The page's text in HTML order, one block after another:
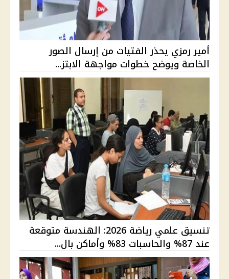
أمير رمزي يحذر الفتيات من إرسال الصور
الخاصة ويوضح خطوات مواجهة الابتز...
تنسيق علمي رياضة 2026: الهندسة متوقعة
عند 87% والحاسبات 83% وأماكن بال...